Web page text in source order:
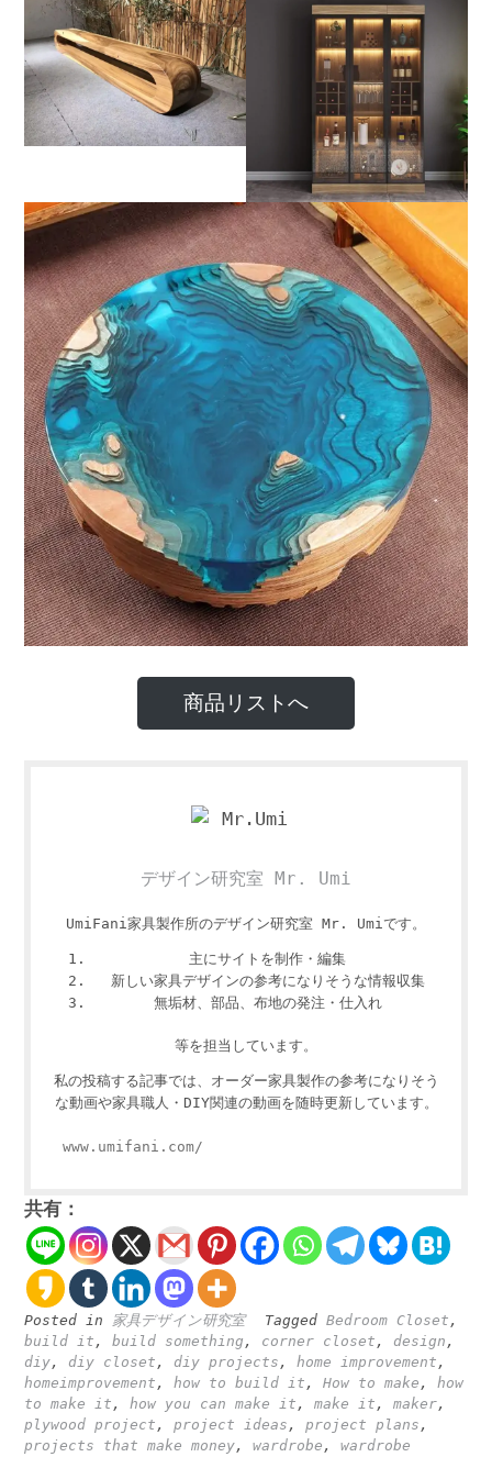
商品リストへ
デザイン研究室 Mr. Umi
UmiFani家具製作所のデザイン研究室 Mr. Umiです。
主にサイトを制作・編集
新しい家具デザインの参考になりそうな情報収集
無垢材、部品、布地の発注・仕入れ
等を担当しています。
私の投稿する記事では、オーダー家具製作の参考になりそう
な動画や家具職人・DIY関連の動画を随時更新しています。
www.umifani.com/
共有：
Posted in 家具デザイン研究室 Tagged Bedroom Closet ,
build it , build something , corner closet , design ,
diy, diy closet , diy projects , home improvement ,
homeimprovement , how to build it , How to make , how
to make it , how you can make it , make it , maker,
plywood project , project ideas , project plans ,
projects that make money, wardrobe , wardrobe